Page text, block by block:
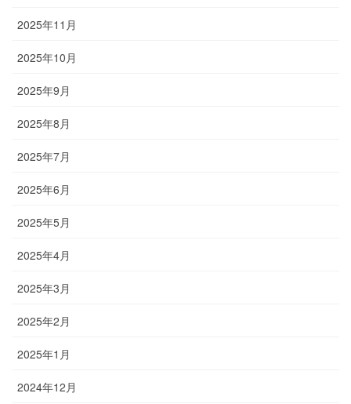
2025年11月
2025年10月
2025年9月
2025年8月
2025年7月
2025年6月
2025年5月
2025年4月
2025年3月
2025年2月
2025年1月
2024年12月